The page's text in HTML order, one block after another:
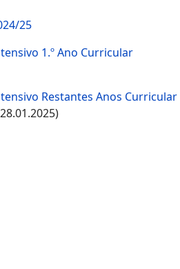
25
1.º Ano Curricular
Restantes Anos Curricular